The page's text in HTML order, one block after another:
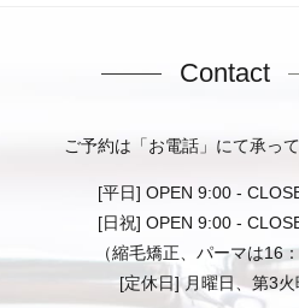
Contact
ご予約は「お電話」にて承って
[平日] OPEN 9:00 -
[日祝] OPEN 9:00 -
（縮毛矯正、パーマは16：
[定休日] 月曜日、第3火